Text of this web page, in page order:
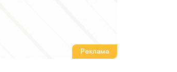
Реклама